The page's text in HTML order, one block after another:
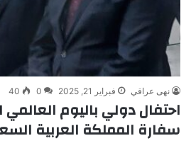
نهى عراقي فبراير 21, 2025 0
40
احتفال دولي باليوم العالمي
سفارة المملكة العربية